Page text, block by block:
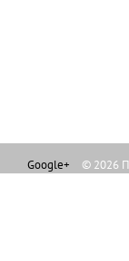
Google+ © 2026